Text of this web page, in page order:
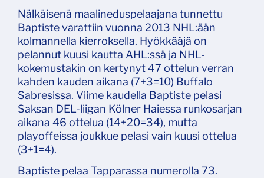
Nälkäisenä maalineduspelaajana tunnettu
Baptiste varattiin vuonna 2013 NHL:ään
kolmannella kierroksella. Hyökkääjä on
pelannut kuusi kautta AHL:ssä ja NHL-
kokemustakin on kertynyt 47 ottelun verran
kahden kauden aikana (7+3=10) Buffalo
Sabresissa. Viime kaudella Baptiste pelasi
Saksan DEL-liigan Kölner Haiessa runkosarjan
aikana 46 ottelua (14+20=34), mutta
playoffeissa joukkue pelasi vain kuusi ottelua
(3+1=4).
Baptiste pelaa Tapparassa numerolla 73.